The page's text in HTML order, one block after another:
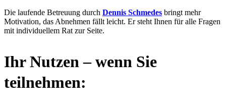
Die laufende Betreuung durch Dennis Schmedes bringt mehr
Motivation, das Abnehmen fällt leicht. Er steht Ihnen für alle Fragen
mit individuellem Rat zur Seite.
Ihr Nutzen – wenn Sie
teilnehmen: